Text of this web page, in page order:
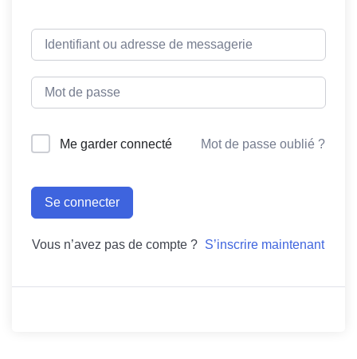
Me garder connecté Mot de passe oublié ?
Se connecter
Vous n’avez pas de compte ? S’inscrire maintenant